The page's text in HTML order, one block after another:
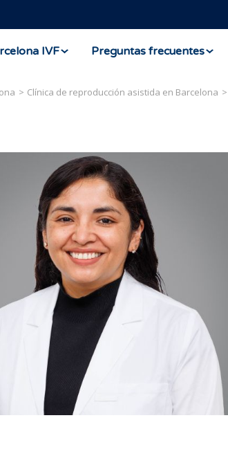
IVF Preguntas frecuentes
Clínica de reproducción asistida en Barcelona